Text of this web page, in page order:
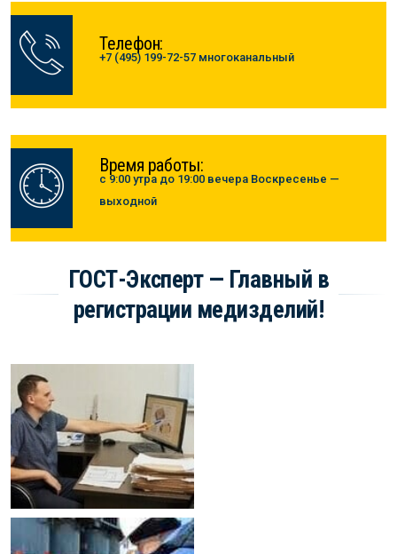
Телефон:
+7 (495) 199-72-57 многоканальный
Время работы:
с 9:00 утра до 19:00 вечера Воскресенье —
выходной
ГОСТ-Эксперт — Главный в
регистрации медизделий!